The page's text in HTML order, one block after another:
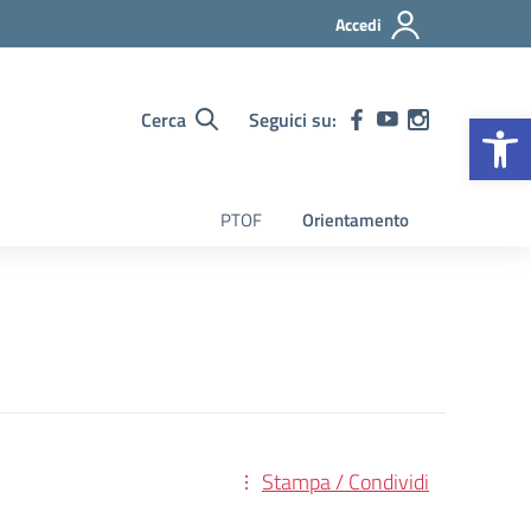
Accedi
Cerca Seguici su:
PTOF Orientamento
Stampa / Condividi